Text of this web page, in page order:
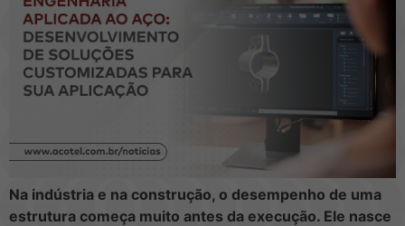
Na indústria e na construção, o desempenho de uma
estrutura começa muito antes da execução. Ele nasce